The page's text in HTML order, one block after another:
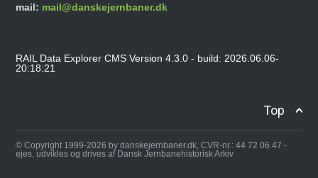
mail: mail@danskejernbaner.dk
RAIL Data Explorer CMS Version 4.3.0 - build: 2026.06.06-
20:18:21
Top
© Copyright 1999-2026 by danskejernbaner.dk, CVR-nr.: 44 72 06 47 -
ejes, udvikles og drives af Dansk Jernbanehistorisk Arkiv